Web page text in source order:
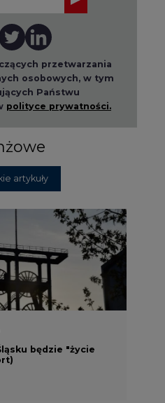
raport o stanie